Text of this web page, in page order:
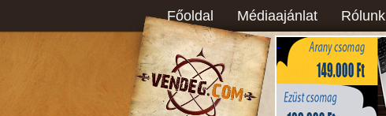
Főoldal Médiaajánlat Rólunk